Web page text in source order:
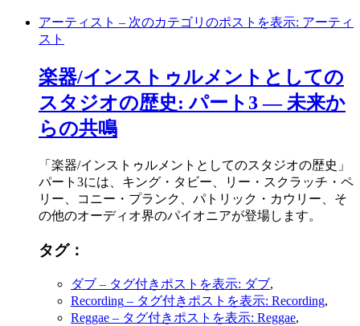
アーティスト – 次のカテゴリのポストを表示: アーティ
スト
楽器/インストゥルメントとしての
スタジオの歴史: パート3 ― 未来か
らの共鳴
「楽器/インストゥルメントとしてのスタジオの歴史」
パート3には、キング・タビー、リー・スクラッチ・ペ
リー、コニー・プランク、パトリック・カウリー、そ
の他のオーディオ界のパイオニアが登場します。
タグ：
ダブ – タグ付きポストを表示: ダブ,
Recording – タグ付きポストを表示: Recording,
Reggae – タグ付きポストを表示: Reggae,